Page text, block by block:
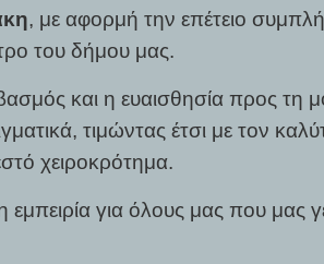
, με αφορμή την επέτειο
του δήμου μας.
και η ευαισθησία προς τη
τιμώντας έτσι με τον
χειροκρότημα.
για όλους μας που μας